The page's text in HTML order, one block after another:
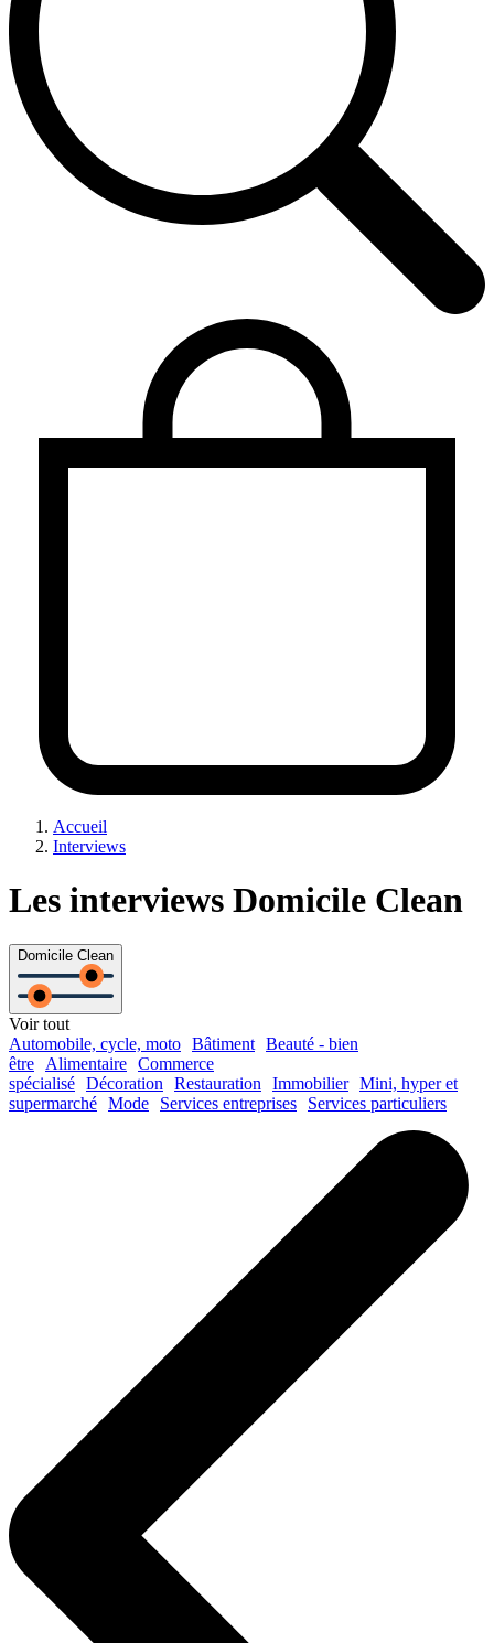
Accueil
Interviews
Les interviews Domicile Clean
Domicile Clean
Voir tout
Automobile, cycle, moto Bâtiment Beauté - bien
être
Alimentaire Commerce
spécialisé Décoration Restauration Immobilier Mini, hyper et
supermarché Mode Services entreprises Services particuliers